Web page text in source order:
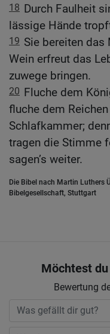
18 Durch Faulheit
lässige Hände
19 Sie bereiten das
Wein erfreut das
zuwege bringen.
20 Fluche dem
fluche dem
Schlafkammer;
tragen die Stimme
sagen’s weiter.
Die Bibel nach Martin Luthers
Bibelgesellschaft, Stuttgart
Möchtest
Bewertung